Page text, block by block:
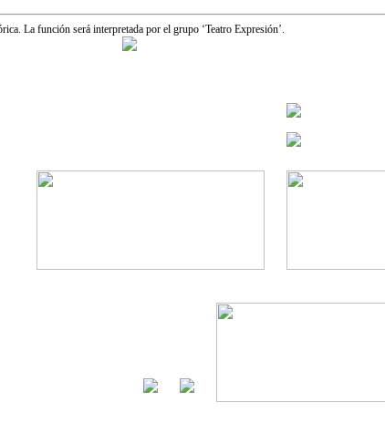
La función será interpretada por el grupo ‘Teatro Expresión’.